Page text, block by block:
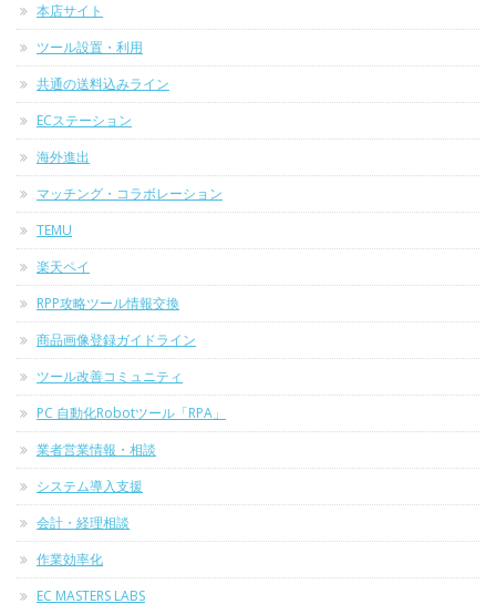
本店サイト
ツール設置・利用
共通の送料込みライン
ECステーション
海外進出
マッチング・コラボレーション
TEMU
楽天ペイ
RPP攻略ツール情報交換
商品画像登録ガイドライン
ツール改善コミュニティ
PC 自動化Robotツール「RPA」
業者営業情報・相談
システム導入支援
会計・経理相談
作業効率化
EC MASTERS LABS